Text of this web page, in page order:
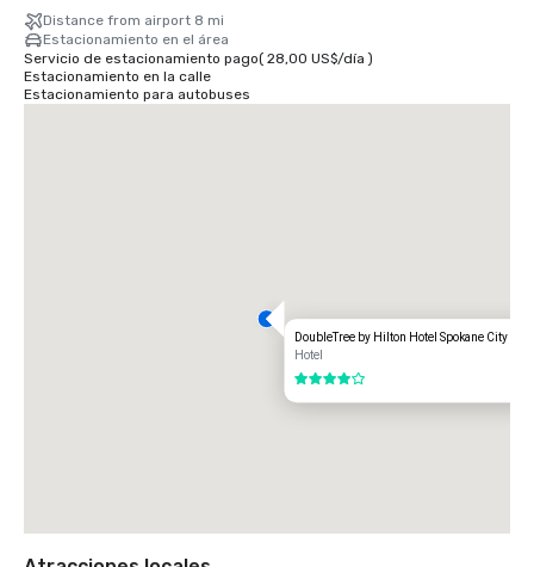
VIAJANDO HACIA EL OESTE POR LA INTERESTATAL 90:
Salga de la Interestatal 90 en la salida #281 (Division Street). Continúe
por el carril izquierdo y siga recto por Division St. durante 6 cuadras.
Gire a la izquierda en Spokane Falls Blvd. El hotel estará en el lado
derecho de la calle. Gire a la derecha en Spokane Falls Court. El hotel
está en línea recta.
Distance from airport 8 mi
Estacionamiento en el área
Servicio de estacionamiento pago( 28,00 US$/día )
Estacionamiento en la calle
Estacionamiento para autobuses
DoubleTree by Hilton Hotel Spokane City
Hotel
4 de 5